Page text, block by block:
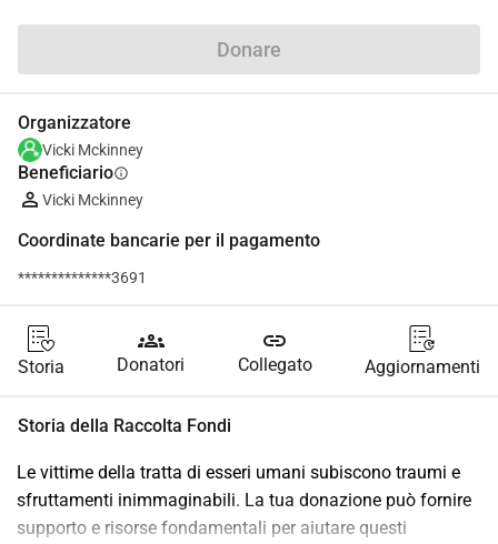
Donare
Organizzatore
Vicki Mckinney
Beneficiarioinfo
Vicki Mckinney
Coordinate bancarie per il pagamento
**************3691
Storia
groups
Donatori
link
Collegato Aggiornamenti
Storia della Raccolta Fondi
Le vittime della tratta di esseri umani subiscono traumi e
sfruttamenti inimmaginabili. La tua donazione può fornire
supporto e risorse fondamentali per aiutare questi